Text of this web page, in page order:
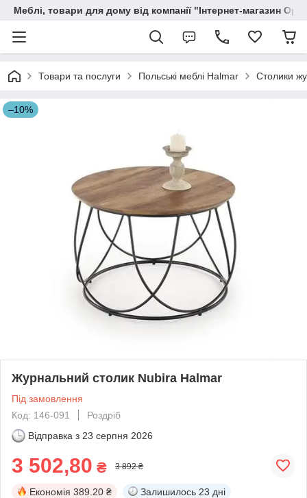
Меблі, товари для дому від компанії "Інтернет-магазин
Товари та послуги Польські меблі Halmar Столики
–10%
Журнальний столик Nubira Halmar
Під замовлення
Код: 146-091
Роздріб
Відправка з 23 серпня 2026
3 502,80 ₴ 3 892 ₴
Економія 389.20 ₴ Залишилось 23 дні